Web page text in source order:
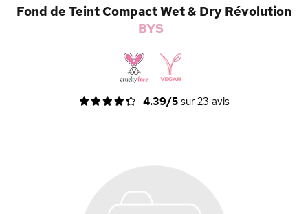
Fond de Teint Compact Wet & Dry Révolution
BYS
4.39/5sur 23 avis
Brumes